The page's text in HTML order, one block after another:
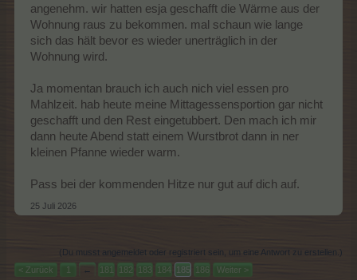
angenehm. wir hatten esja geschafft die Wärme aus der
Wohnung raus zu bekommen. mal schaun wie lange
sich das hält bevor es wieder unerträglich in der
Wohnung wird.
Ja momentan brauch ich auch nich viel essen pro
Mahlzeit. hab heute meine Mittagessensportion gar nicht
geschafft und den Rest eingetubbert. Den mach ich mir
dann heute Abend statt einem Wurstbrot dann in ner
kleinen Pfanne wieder warm.
Pass bei der kommenden Hitze nur gut auf dich auf.
25 Juli 2026
(Du musst angemeldet oder registriert sein, um eine Antwort zu erstellen.)
< Zurück
1 ← 181 182 183 184 185 186 Weiter >